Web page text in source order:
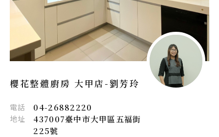
櫻花整體廚房 大甲店-劉芳玲
電話 04-26882220
地址
437007臺中市大甲區五福街
225號